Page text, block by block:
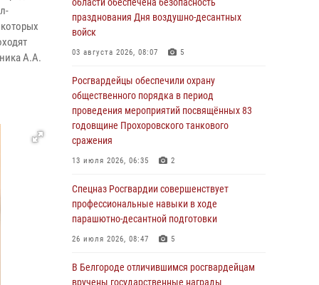
А.А.
За неделю белгородские росгвардейцы
пресекли свыше 130 правонарушений
04 августа 2026, 06:03
Сотрудники Росгвардии задержали
подозреваемую в краже товаров из
гипермаркета в Белгороде
03 августа 2026, 13:29
«Я расскажу вам о Герое»: история
Хайрулика (видео)
03 августа 2026, 10:37 1
Росгвардейцы провели занятия с
«Армата» в Белгородской области
празднования Дня воздушно-десантных
войск
03 августа 2026, 08:07 5
Росгвардейцы обеспечили охрану
общественного порядка в период
проведения мероприятий посвящённых 83
годовщине Прохоровского танкового
сражения
13 июля 2026, 06:35 2
Спецназ Росгвардии совершенствует
профессиональные навыки в ходе
парашютно-десантной подготовки
26 июля 2026, 08:47 5
В Белгороде отличившимся росгвардейцам
вручены государственные награды